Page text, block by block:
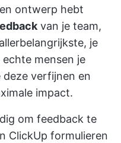
ontwerp hebt
van je team,
je
mensen je
deze verfijnen en
impact.
om feedback te
ClickUp formulieren